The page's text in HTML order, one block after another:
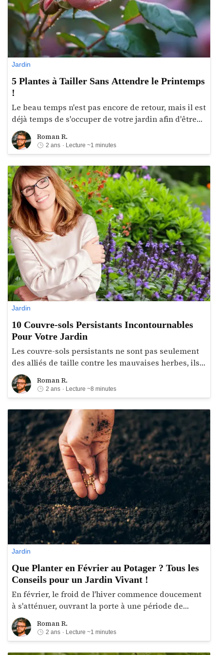
Jardin
5 Plantes à Tailler Sans Attendre le Printemps
!
Le beau temps n'est pas encore de retour, mais il est
déjà temps de s'occuper de votre jardin afin d'être
prêt pour l'arrivée du printemps. Certaines plantes
nécessitent en effet une taille avant que les
premières chaleurs arrivent et que l'hiver ne soit
totalement achevé.
Roman R.Roman R.
2 ans · Lecture ~1 minutes
Jardin
10 Couvre-sols Persistants Incontournables
Pour Votre Jardin
Les couvre-sols persistants ne sont pas seulement
des alliés de taille contre les mauvaises herbes, ils
jouent un rôle importants dans la prévention de
l'érosion et la rétention de l'humidité du sol. Au-delà
de leurs bienfaits fonctionnels, ces plantes
enrichissent esthétiquement votre jardin grâce à
leur diversité d'usage. Car oui, il existe des plantes
couvre-sol jolie. Voici donc une sélection des 10
meilleurs couvre-sols persistants qui
transformeront votre jardin !
Roman R.Roman R.
2 ans · Lecture ~8 minutes
Jardin
Que Planter en Février au Potager ? Tous les
Conseils pour un Jardin Vivant !
En février, le froid de l'hiver commence doucement
à s'atténuer, ouvrant la porte à une période de
renaissance au jardin. C'est le moment idéal pour
anticiper le printemps et commencer à préparer
doucement votre potager. Que vous soyez un
jardinier expérimenté ou un novice, nous vous
Roman R.Roman R.
2 ans · Lecture ~1 minutes